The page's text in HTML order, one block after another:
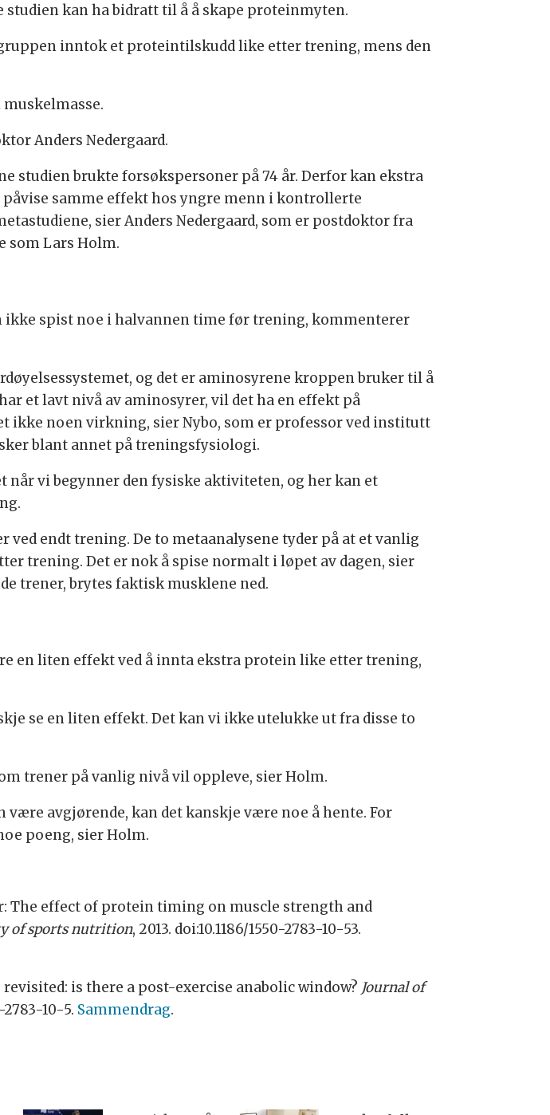
kan ha bidratt til å å skape proteinmyten.
inntok et proteintilskudd like etter trening, mens den
Anders Nedergaard.
studien brukte forsøkspersoner på 74 år. Derfor kan ekstra
samme effekt hos yngre menn i kontrollerte
sier Anders Nedergaard, som er postdoktor fra
som Lars Holm.
ikke spist noe i halvannen time før trening, kommenterer
og det er aminosyrene kroppen bruker til å
et lavt nivå av aminosyrer, vil det ha en effekt på
ikke noen virkning, sier Nybo, som er professor ved institutt
blant annet på treningsfysiologi.
vi begynner den fysiske aktiviteten, og her kan et
endt trening. De to metaanalysene tyder på at et vanlig
trening. Det er nok å spise normalt i løpet av dagen, sier
trener, brytes faktisk musklene ned.
en liten effekt ved å innta ekstra protein like etter trening,
se en liten effekt. Det kan vi ikke utelukke ut fra disse to
trener på vanlig nivå vil oppleve, sier Holm.
avgjørende, kan det kanskje være noe å hente. For
poeng, sier Holm.
The effect of protein timing on muscle strength and
of sports nutrition, 2013. doi:10.1186/1550-2783-10-53.
is there a post-exercise anabolic window? Journal of
2783-10-5. Sammendrag.